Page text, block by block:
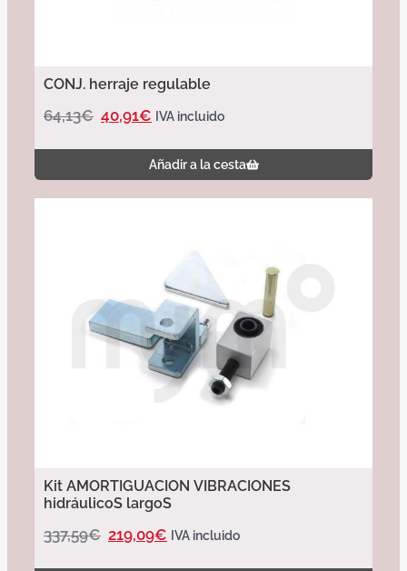
CONJ. herraje regulable
64,13€ 40,91€ IVA incluido
Añadir a la cesta
Kit AMORTIGUACION VIBRACIONES
hidráulicoS largoS
337,59€ 219,09€ IVA incluido